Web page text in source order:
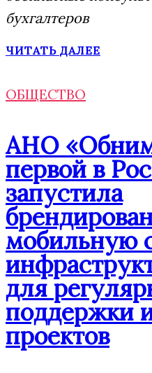
бухгалтеров
ЧИТАТЬ ДАЛЕЕ
ОБЩЕСТВО
АНО
первой в
запустила
мобильную
для
поддержки
проектов